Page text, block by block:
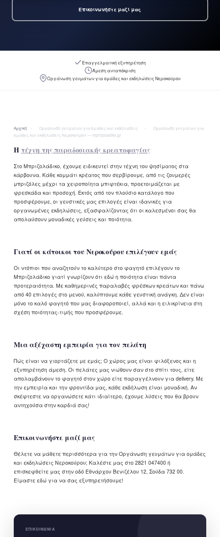
Επικοινωνήστε μαζί μας
Επαγγελματική εξυπηρέτηση
Άμεση ανταπόκριση
Οργάνωση γευμάτων για ομάδες και εκδηλώσεις Νεροκούρου
Αρχική › Οργάνωση γευμάτων για ομάδες και εκδηλώσεις ›
Οργάνωση γευμάτων για
ομάδες και εκδηλώσεις Νεροκούρου — mprizoladiko.gr
Ητέχνη της παραδοσιακής κρεατοφαγίας
Στο Μπριζολάδικο, έχουμε ειδικευτεί στην τέχνη του ψησίματος στα
κάρβουνα. Κάθε κομμάτι κρέατος που σερβίρουμε, από τις ζουμερές
μπριζόλες μέχρι τα χειροποίητα μπιφτέκια, προετοιμάζεται με
φρεσκάδα και προσοχή. Εκτός από τον πλούσιο κατάλογο που
προσφέρουμε, οι γευστικές μας επιλογές είναι ιδανικές για
οργανωμένες εκδηλώσεις, εξασφαλίζοντας ότι οι καλεσμένοι σας θα
απολαύσουν μοναδικές γεύσεις και ποιότητα.
Γιατί οι κάτοικοι του Νεροκούρου επιλέγουν εμάς
Οι ντόπιοι που αναζητούν το καλύτερο στο φαγητό επιλέγουν το
Μπριζολάδικο γιατί γνωρίζουν ότι εδώ η ποιότητα είναι πάντα
προτεραιότητα. Με καθημερινές παραλαβές φρέσκων κρεάτων και πάνω
από 40 επιλογές στο μενού, καλύπτουμε κάθε γευστική ανάγκη. Δεν είναι
μόνο το καλό φαγητό που μας διαφοροποιεί, αλλά και η ειλικρίνεια στη
σχέση ποιότητας-τιμής που προσφέρουμε.
Μια αξέχαστη εμπειρία για τον πελάτη
Πώς είναι να γιορτάζετε με εμάς; Ο χώρος μας είναι φιλόξενος και η
εξυπηρέτηση άμεση. Οι πελάτες μας νιώθουν σαν στο σπίτι τους, είτε
απολαμβάνουν το φαγητό στον χώρο είτε παραγγέλνουν για delivery. Με
την εμπειρία και την φροντίδα μας, κάθε εκδήλωση είναι μοναδική. Αν
σκέφτεστε να οργανώσετε κάτι ιδιαίτερο, έχουμε λύσεις που θα βρουν
αντηχούσα στην καρδιά σας!
Επικοινωνήστε μαζί μας
Θέλετε να μάθετε περισσότερα για την Οργάνωση γευμάτων για ομάδες
και εκδηλώσεις Νεροκούρου; Καλέστε μας στο 2821 047400 ή
επισκεφθείτε μας στην οδό Εθνάρχου Βενιζέλου 12, Σούδα 732 00.
Είμαστε εδώ για να σας εξυπηρετήσουμε!
ΕΠΙΚΟΙΝΩΝΊΑ